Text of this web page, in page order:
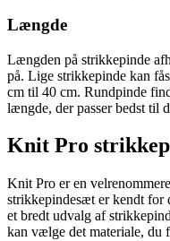
Længde
Længden på strikkepinde
på. Lige strikkepinde kan
cm til 40 cm. Rundpinde
længde, der passer bedst til
Knit Pro
Knit Pro er en
strikkepindesæt er kendt for
et bredt udvalg af
kan vælge det materiale, du